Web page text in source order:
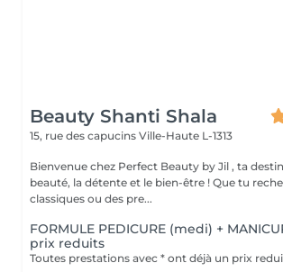
Beauty Shanti Shala
15, rue des capucins Ville-Haute L-1313
Bienvenue chez Perfect Beauty by Jil , ta
beauté, la détente et le bien-être ! Que tu recherches des soins
classiques ou des pre...
FORMULE PEDICURE (medi) +
prix reduits